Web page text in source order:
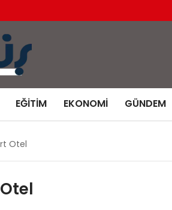
EĞITIM EKONOMI GÜNDEM
Otel